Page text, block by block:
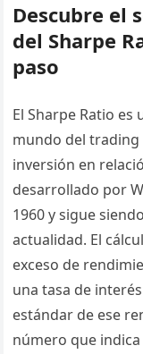
Descubre el
del Sharpe
paso
El Sharpe Ratio
mundo del
inversión en
desarrollado por
1960 y sigue
actualidad. El
exceso de
una tasa de
estándar de ese
número que